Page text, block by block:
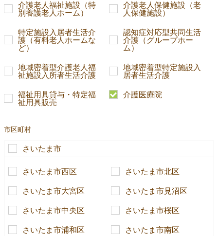
介護老人福祉施設（特
別養護老人ホーム）
介護老人保健施設（老
人保健施設）
特定施設入居者生活介
護（有料老人ホームな
ど）
認知症対応型共同生活
介護（グループホー
ム）
地域密着型介護老人福
祉施設入所者生活介護
地域密着型特定施設入
居者生活介護
福祉用具貸与・特定福
祉用具販売
介護医療院
市区町村
さいたま市
さいたま市西区 さいたま市北区
さいたま市大宮区 さいたま市見沼区
さいたま市中央区 さいたま市桜区
さいたま市浦和区 さいたま市南区